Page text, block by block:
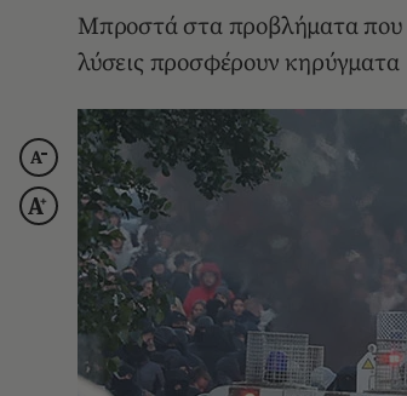
Μπροστά στα προβλήματα που
λύσεις προσφέρουν κηρύγματα